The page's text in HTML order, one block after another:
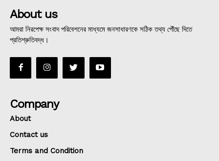
About us
আমরা নিরপেক্ষ সংবাদ পরিবেশনের মাধ্যমে জনসাধারণকে সঠিক তথ্য পৌঁছে দিতে
প্রতিশ্রুতিবদ্ধ।
Company
About
Contact us
Terms and Condition